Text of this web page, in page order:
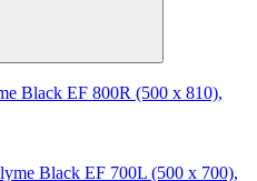
Black EF 800R (500 х 810),